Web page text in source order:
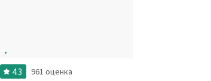
4.3 961 оценка